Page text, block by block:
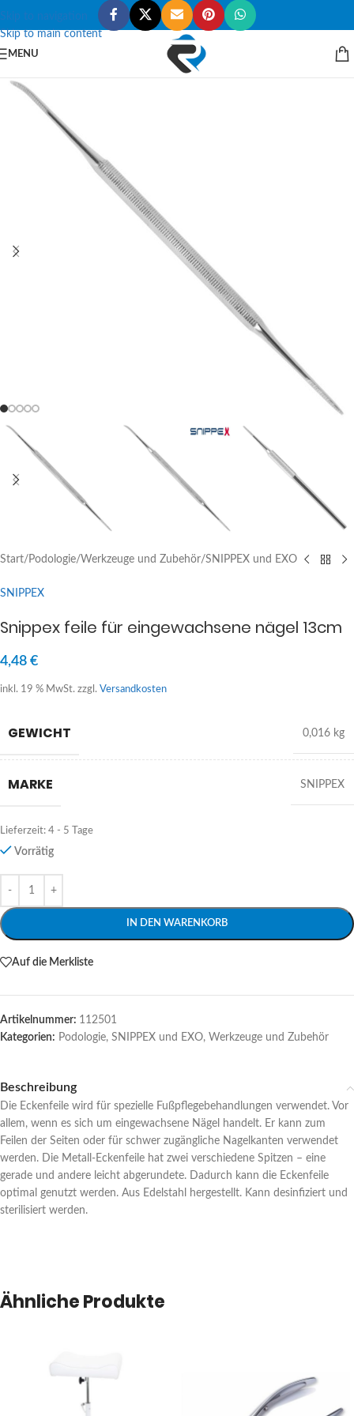
Skip to navigation
Skip to main content
MENU
Start/ Podologie/Werkzeuge und Zubehör/SNIPPEX und EXO
SNIPPEX
Snippex feile für eingewachsene nägel 13cm
4,48 €
inkl. 19 % MwSt. zzgl. Versandkosten
GEWICHT 0,016 kg
MARKE SNIPPEX
Lieferzeit: 4 - 5 Tage
Vorrätig
IN DEN WARENKORB
Alternative:
Auf die Merkliste
Artikelnummer: 112501
Kategorien: Podologie, SNIPPEX und EXO, Werkzeuge und Zubehör
Beschreibung
Die Eckenfeile wird für spezielle Fußpflegebehandlungen verwendet. Vor
allem, wenn es sich um eingewachsene Nägel handelt. Er kann zum
Feilen der Seiten oder für schwer zugängliche Nagelkanten verwendet
werden. Die Metall-Eckenfeile hat zwei verschiedene Spitzen – eine
gerade und andere leicht abgerundete. Dadurch kann die Eckenfeile
optimal genutzt werden. Aus Edelstahl hergestellt. Kann desinfiziert und
sterilisiert werden.
Ähnliche Produkte